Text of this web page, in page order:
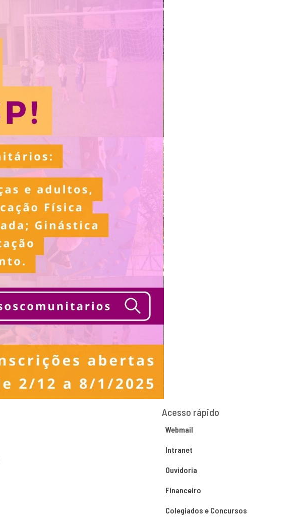
Acesso rápido
Webmail
Intranet
Ouvidoria
Financeiro
Colegiados e Concursos